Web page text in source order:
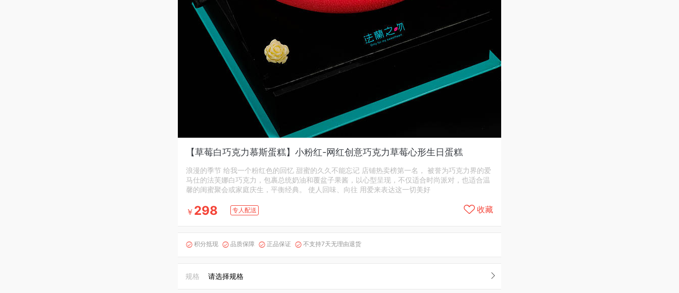
【草莓白巧克力慕斯蛋糕】小粉红-网红创意巧克力草莓心形生日蛋糕
浪漫的季节 给我一个粉红色的回忆 甜蜜的久久不能忘记 店铺热卖榜第一名， 被誉为巧克力界的爱
马仕的法芙娜白巧克力，包裹总统奶油和覆盆子果酱，以心型呈现，不仅适合时尚派对，也适合温
馨的闺蜜聚会或家庭庆生，平衡经典。 使人回味、向往 用爱来表达这一切美好
￥ 298 专人配送 收藏
 积分抵现  品质保障  正品保证  不支持7天无理由退货
规格 请选择规格